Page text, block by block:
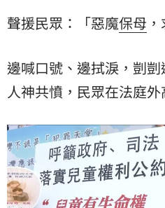
聲援民眾：「惡魔保母
邊喊口號、邊拭淚，剴
人神共憤，民眾在法庭外